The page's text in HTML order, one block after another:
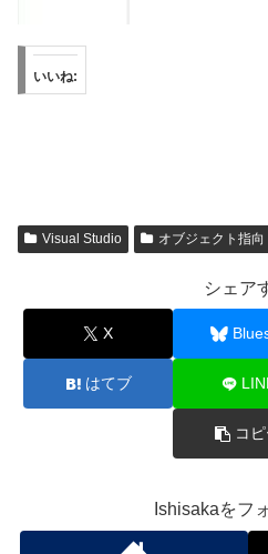
いいね:
Visual Studio オブジェクト指
シェア
X
はてブ
コ
Ishisakaをフ